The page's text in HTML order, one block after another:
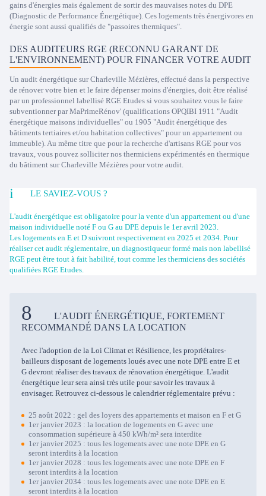
gains d'énergies mais également de sortir des mauvaises notes du DPE
(Diagnostic de Performance Énergétique). Ces logements très énergivores en
énergie sont aussi qualifiés de "passoires thermiques".
DES AUDITEURS RGE (RECONNU GARANT DE
L'ENVIRONNEMENT) POUR FINANCER VOTRE AUDIT
Un audit énergétique sur Charleville Mézières, effectué dans la perspective
de rénover votre bien et le faire dépenser moins d'énergies, doit être réalisé
par un professionnel labellisé RGE Etudes si vous souhaitez vous le faire
subventionner par MaPrimeRénov' (qualifications OPQIBI 1911 "Audit
énergétique maisons individuelles" ou 1905 "Audit énergétique des
bâtiments tertiaires et/ou habitation collectives" pour un appartement ou
immeuble). Au même titre que pour la recherche d'artisans RGE pour vos
travaux, vous pouvez solliciter nos thermiciens expérimentés en thermique
du bâtiment sur Charleville Mézières pour votre audit.
LE SAVIEZ-VOUS ?
L'audit énergétique est obligatoire pour la vente d'un appartement ou d'une
maison individuelle noté F ou G au DPE depuis le 1er avril 2023.
Les logements en E et D suivront respectivement en 2025 et 2034. Pour
réaliser cet audit réglementaire, un diagnostiqueur formé mais non labellisé
RGE peut être tout à fait habilité, tout comme les thermiciens des sociétés
qualifiées RGE Etudes.
L'AUDIT ÉNERGÉTIQUE, FORTEMENT
RECOMMANDÉ DANS LA LOCATION
Avec l'adoption de la Loi Climat et Résilience, les propriétaires-
bailleurs disposant de logements loués avec une note DPE entre E et
G devront réaliser des travaux de rénovation énergétique. L'audit
énergétique leur sera ainsi très utile pour savoir les travaux à
envisager. Retrouvez ci-dessous le calendrier réglementaire prévu :
25 août 2022 : gel des loyers des appartements et maison en F et G
1er janvier 2023 : la location de logements en G avec une
consommation supérieure à 450 kWh/m² sera interdite
1er janvier 2025 : tous les logements avec une note DPE en G
seront interdits à la location
1er janvier 2028 : tous les logements avec une note DPE en F
seront interdits à la location
1er janvier 2034 : tous les logements avec une note DPE en E
seront interdits à la location